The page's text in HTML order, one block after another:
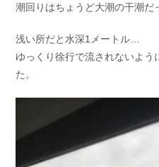
潮回りはちょうど大潮の干潮だ
浅い所だと水深1メートル…
ゆっくり徐行で流されないよう
た。